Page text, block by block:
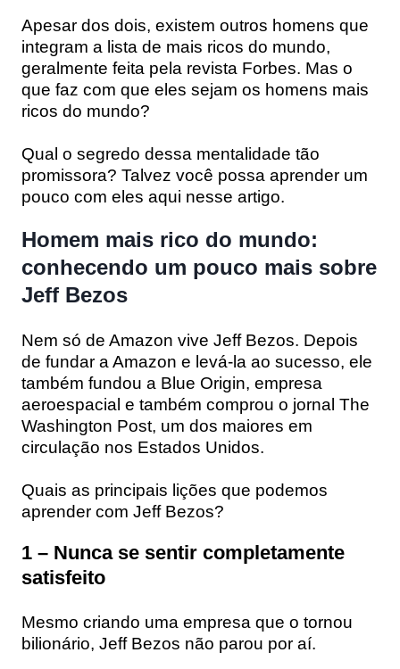
Apesar dos dois, existem outros homens que
integram a lista de mais ricos do mundo,
geralmente feita pela revista Forbes. Mas o
que faz com que eles sejam os homens mais
ricos do mundo?
Qual o segredo dessa mentalidade tão
promissora? Talvez você possa aprender um
pouco com eles aqui nesse artigo.
Homem mais rico do mundo:
conhecendo um pouco mais sobre
Jeff Bezos
Nem só de Amazon vive Jeff Bezos. Depois
de fundar a Amazon e levá-la ao sucesso, ele
também fundou a Blue Origin, empresa
aeroespacial e também comprou o jornal The
Washington Post, um dos maiores em
circulação nos Estados Unidos.
Quais as principais lições que podemos
aprender com Jeff Bezos?
1 – Nunca se sentir completamente
satisfeito
Mesmo criando uma empresa que o tornou
bilionário, Jeff Bezos não parou por aí.